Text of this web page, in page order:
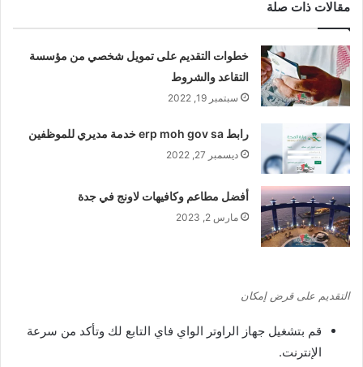
مقالات ذات صلة
خطوات التقديم على تمويل شخصي من مؤسسة
التقاعد والشروط
سبتمبر 19, 2022
رابط erp moh gov sa خدمة مديري للموظفين
ديسمبر 27, 2022
أفضل مطاعم وكافيهات لاونج في جدة
مارس 2, 2023
التقديم على قرض إمكان
قم بتشغيل جهاز الراوتر الواي فاي التابع لك وتأكد من سرعة
الإنترنت.